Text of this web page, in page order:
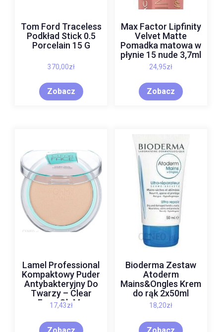
Tom Ford Traceless
Podkład Stick 0.5
Porcelain 15 G
370,00zł
Zobacz
Max Factor Lipfinity
Velvet Matte
Pomadka matowa w
płynie 15 nude 3,7ml
24,95zł
Zobacz
Lamel Professional
Kompaktowy Puder
Antybakteryjny Do
Twarzy – Clear
Face Oh My
Compact Powder
401
17,43zł
Bioderma Zestaw
Atoderm
Mains&Ongles Krem
do rąk 2x50ml
18,20zł